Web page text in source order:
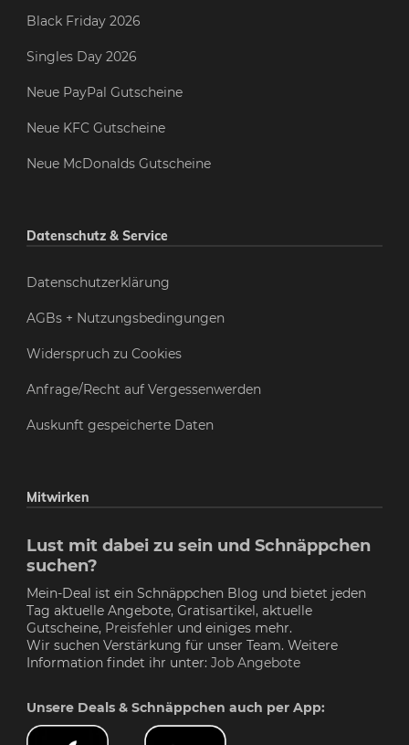
Black Friday 2026
Singles Day 2026
Neue PayPal Gutscheine
Neue KFC Gutscheine
Neue McDonalds Gutscheine
Datenschutz & Service
Datenschutzerklärung
AGBs + Nutzungsbedingungen
Widerspruch zu Cookies
Anfrage/Recht auf Vergessenwerden
Auskunft gespeicherte Daten
Mitwirken
Lust mit dabei zu sein und Schnäppchen
suchen?
Mein-Deal ist ein Schnäppchen Blog und bietet jeden
Tag aktuelle Angebote, Gratisartikel, aktuelle
Gutscheine, Preisfehler und einiges mehr.
Wir suchen Verstärkung für unser Team. Weitere
Information findet ihr unter: Job Angebote
Unsere Deals & Schnäppchen auch per App: